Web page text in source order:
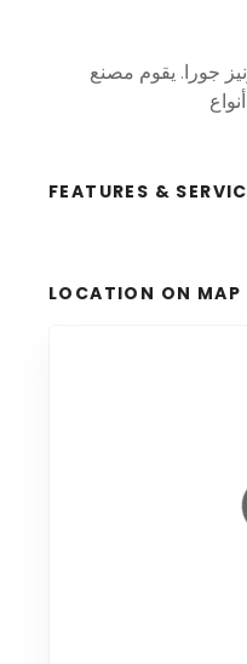
جورا. يقوم مصنع
FEATURES &
LOCATION ON MAP